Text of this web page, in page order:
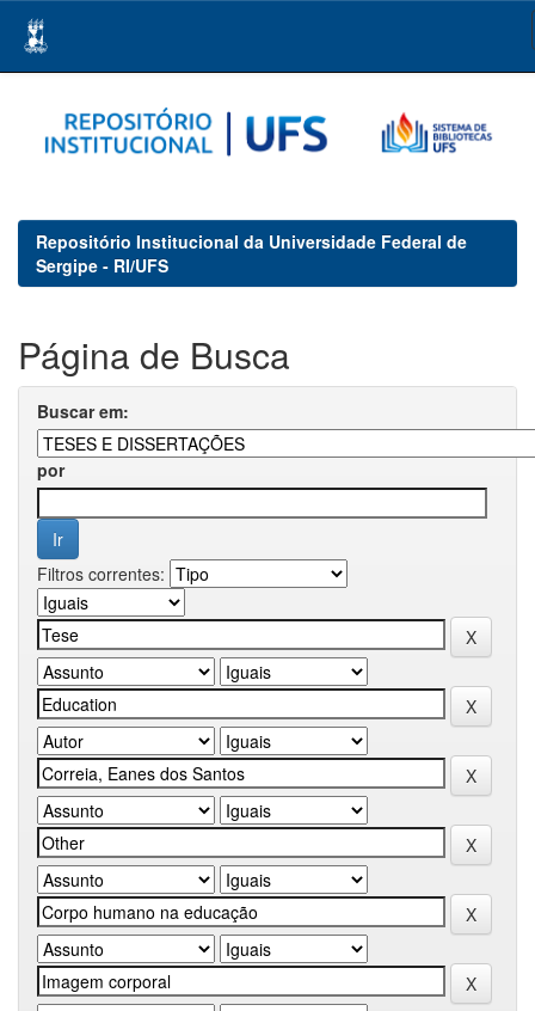
navigation
Repositório Institucional da Universidade Federal de
Sergipe - RI/UFS
Página de Busca
Buscar em:
por
Filtros correntes: